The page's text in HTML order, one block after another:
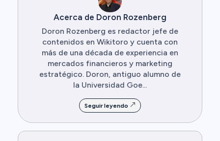
Acerca de Doron Rozenberg
Doron Rozenberg es redactor jefe de
contenidos en Wikitoro y cuenta con
más de una década de experiencia en
mercados financieros y marketing
estratégico. Doron, antiguo alumno de
la Universidad Goe...
Seguir leyendo